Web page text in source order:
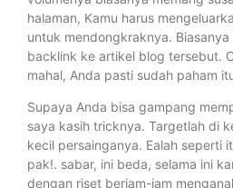
halaman, Kamu harus
untuk mendongkraknya.
backlink ke artikel blog tersebut.
mahal, Anda pasti sudah paham
Supaya Anda bisa gampang
saya kasih tricknya. Targetlah di
kecil persainganya. Ealah seperti
pak!. sabar, ini beda, selama ini
dengan riset berjam-jam